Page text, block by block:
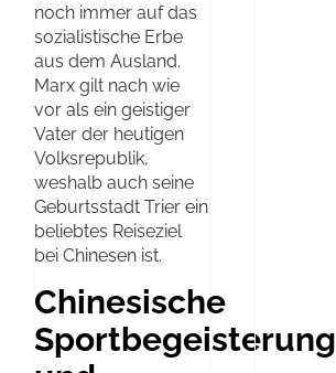
noch immer auf das
sozialistische Erbe
aus dem Ausland.
Marx gilt nach wie
vor als ein geistiger
Vater der heutigen
Volksrepublik,
weshalb auch seine
Geburtsstadt Trier ein
beliebtes Reiseziel
bei Chinesen ist.
Chinesische
Sportbegeisterung